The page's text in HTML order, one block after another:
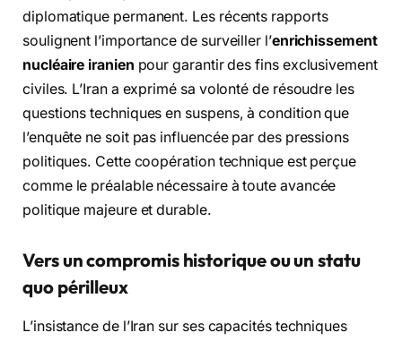
diplomatique permanent. Les récents rapports
soulignent l’importance de surveiller l’enrichissement
nucléaire iranien pour garantir des fins exclusivement
civiles. L’Iran a exprimé sa volonté de résoudre les
questions techniques en suspens, à condition que
l’enquête ne soit pas influencée par des pressions
politiques. Cette coopération technique est perçue
comme le préalable nécessaire à toute avancée
politique majeure et durable.
Vers un compromis historique ou un statu
quo périlleux
L’insistance de l’Iran sur ses capacités techniques